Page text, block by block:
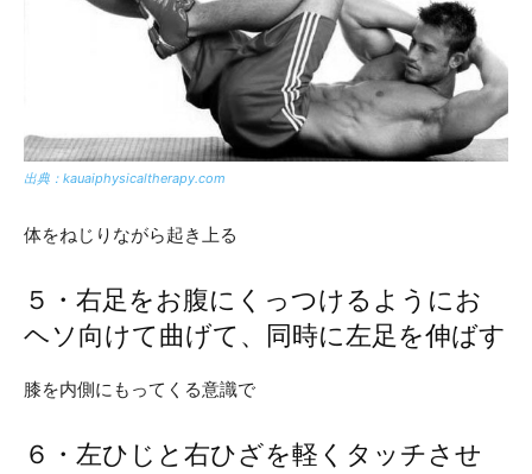
出典：kauaiphysicaltherapy.com
体をねじりながら起き上る
５・右足をお腹にくっつけるようにお
ヘソ向けて曲げて、同時に左足を伸ばす
膝を内側にもってくる意識で
６・左ひじと右ひざを軽くタッチさせ